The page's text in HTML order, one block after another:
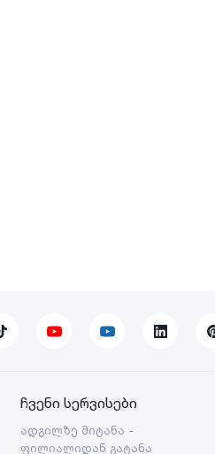
ჩვენი სერვისები
ადგილზე მიტანა -
ფილიალიდან გატანა